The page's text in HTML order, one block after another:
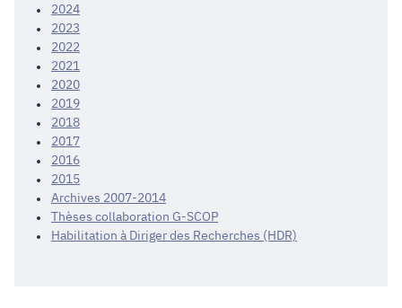
2024
2023
2022
2021
2020
2019
2018
2017
2016
2015
Archives 2007-2014
Thèses collaboration G-SCOP
Habilitation à Diriger des Recherches (HDR)